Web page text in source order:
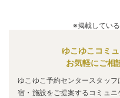
テル【伊東園ホテルズ】
などの旅館・ホテル
※掲載してい
ゆこゆこコミ
お気軽にご相
ゆこゆこ予約センタースタッ
宿・施設をご提案するコミュ